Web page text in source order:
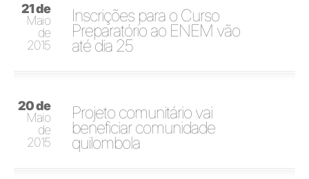
21 de
Maio
de
2015
Inscrições para o Curso
Preparatório ao ENEM vão
até dia 25
20 de
Maio
de
2015
Projeto comunitário vai
beneficiar comunidade
quilombola